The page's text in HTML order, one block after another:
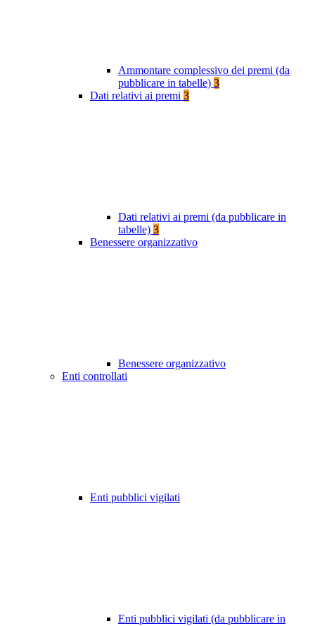
Ammontare complessivo dei premi (da
pubblicare in tabelle) 3
Dati relativi ai premi 3
Dati relativi ai premi (da pubblicare in
tabelle) 3
Benessere organizzativo
Benessere organizzativo
Enti controllati
Enti pubblici vigilati
Enti pubblici vigilati (da pubblicare in